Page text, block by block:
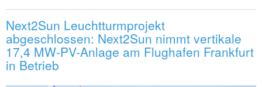
Next2Sun Leuchtturmprojekt
abgeschlossen: Next2Sun nimmt vertikale
17,4 MW-PV-Anlage am Flughafen Frankfurt
in Betrieb